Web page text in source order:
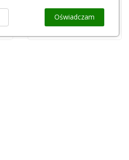
Florovit Agro truskawki NPK 5-5-15 25kg
Oświadczam